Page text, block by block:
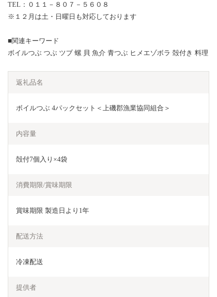
TEL：０１１－８０７－５６０８
※１２月は土・日曜日も対応しております
■関連キーワード
ボイルつぶ つぶ ツブ 螺 貝 魚介 青つぶ ヒメエゾボラ 殻付き 料理
返礼品名
ボイルつぶ 4パックセット＜上磯郡漁業協同組合＞
内容量
殻付7個入り×4袋
消費期限/賞味期限
賞味期限 製造日より1年
配送方法
冷凍配送
提供者